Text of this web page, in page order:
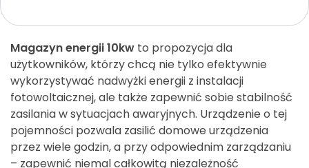
Magazyn energii 10kw to propozycja dla
użytkowników, którzy chcą nie tylko efektywnie
wykorzystywać nadwyżki energii z instalacji
fotowoltaicznej, ale także zapewnić sobie stabilność
zasilania w sytuacjach awaryjnych. Urządzenie o tej
pojemności pozwala zasilić domowe urządzenia
przez wiele godzin, a przy odpowiednim zarządzaniu
– zapewnić niemal całkowitą niezależność